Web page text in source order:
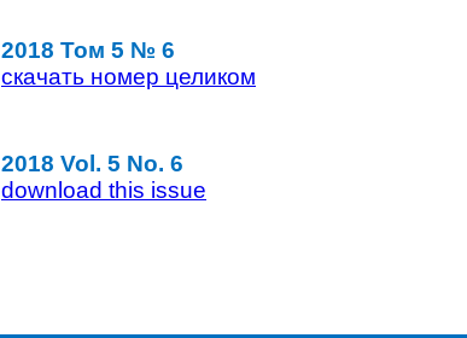
2018 Том 5 № 6
скачать номер целиком
2018 Vol. 5 No. 6
download this issue